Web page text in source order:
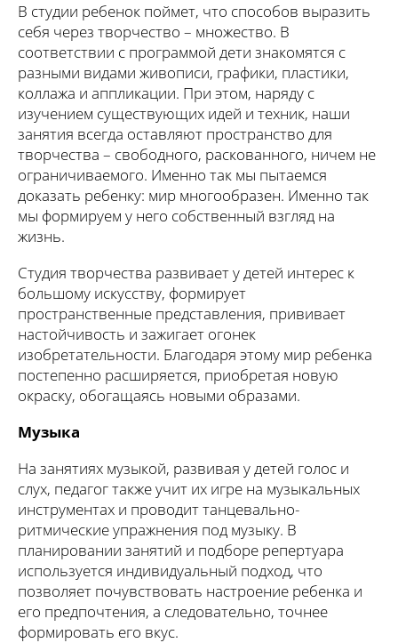
В студии ребенок поймет, что способов выразить
себя через творчество – множество. В
соответствии с программой дети знакомятся с
разными видами живописи, графики, пластики,
коллажа и аппликации. При этом, наряду с
изучением существующих идей и техник, наши
занятия всегда оставляют пространство для
творчества – свободного, раскованного, ничем не
ограничиваемого. Именно так мы пытаемся
доказать ребенку: мир многообразен. Именно так
мы формируем у него собственный взгляд на
жизнь.
Студия творчества развивает у детей интерес к
большому искусству, формирует
пространственные представления, прививает
настойчивость и зажигает огонек
изобретательности. Благодаря этому мир ребенка
постепенно расширяется, приобретая новую
окраску, обогащаясь новыми образами.
Музыка
На занятиях музыкой, развивая у детей голос и
слух, педагог также учит их игре на музыкальных
инструментах и проводит танцевально-
ритмические упражнения под музыку. В
планировании занятий и подборе репертуара
используется индивидуальный подход, что
позволяет почувствовать настроение ребенка и
его предпочтения, а следовательно, точнее
формировать его вкус.